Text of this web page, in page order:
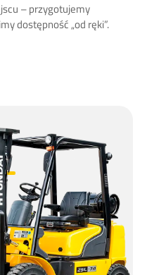
– przygotujemy
dostępność „od ręki”.